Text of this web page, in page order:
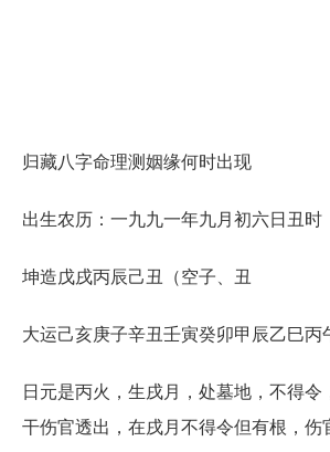
归藏八字命理测姻缘何时出现
出生农历：一九九一年九月初六日丑时
坤造戊戌丙辰己丑（空子、丑
大运己亥庚子辛丑壬寅癸卯甲辰乙巳丙
日元是丙火，生戌月，处墓地，不得令
干伤官透出，在戌月不得令但有根，伤